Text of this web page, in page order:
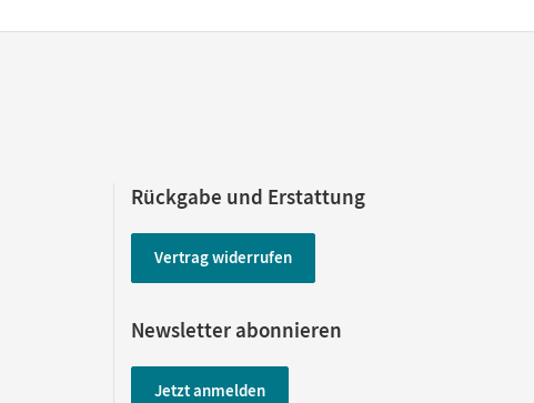
Rückgabe und Erstattung
Vertrag widerrufen
Newsletter abonnieren
Jetzt anmelden